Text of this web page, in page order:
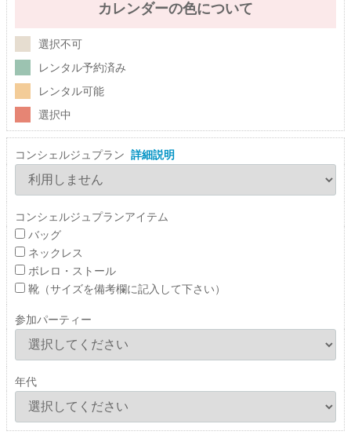
カレンダーの色について
選択不可
レンタル予約済み
レンタル可能
選択中
コンシェルジュプラン 詳細説明
コンシェルジュプランアイテム
バッグ
ネックレス
ボレロ・ストール
靴（サイズを備考欄に記入して下さい）
参加パーティー
年代